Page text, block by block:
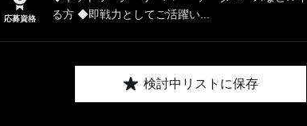
応募資格
る方 ◆即戦力としてご活躍い...
検討中リストに保存